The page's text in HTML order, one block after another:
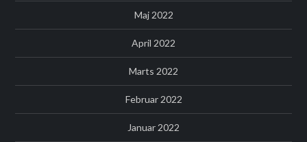
Maj 2022
April 2022
Marts 2022
Februar 2022
Januar 2022